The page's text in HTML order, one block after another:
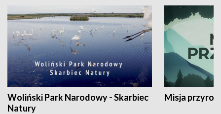
Woliński Park Narodowy - Skarbiec
Natury
Misja